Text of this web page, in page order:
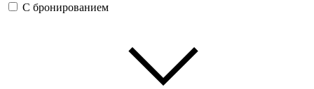
С бронированием